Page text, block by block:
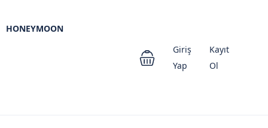
HONEYMOON
Giriş
Yap
Kayıt
Ol